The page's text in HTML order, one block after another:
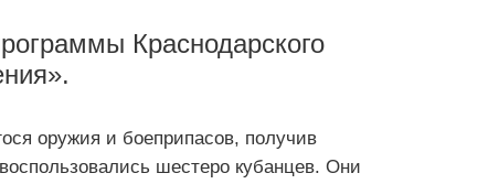
Краснодарского
оружия и боеприпасов, получив
шестеро кубанцев. Они